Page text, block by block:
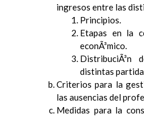
ingresos entre las
Principios.
Etapas en la
econÃ³mico.
DistribuciÃ³n
distintas
Criterios para la
las ausencias del
Medidas para la